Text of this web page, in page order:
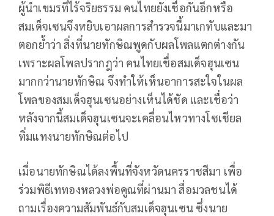
ผู้นำเขมรที่ไร้จริยธรรม คนไทยยังเชื่อกันอีกหรือ
สมเด็จเซนจึงหยิบเอาผลการสำรวจนี้มาเกทับและมา
ตอกย้ำว่า สิ่งที่นายทักษิณพูดกับผลโพลแตกต่างกัน
เพราะผลโพลปรากฎว่า คนไทยเชื่อสมเด็จฮุนเซน
มากกว่านายทักษิณ จึงทำให้เห็นอาการสะใจในผล
โพลของสมเด็จฮุนเซนอย่างเห็นได้ชัด และเชื่อว่า
หลังจากนี้สมเด็จฮุนเซนจะเคลื่อนไหวทางโซเชียล
ทิ่มแทงนายทักษิณต่อไป
เมื่อนายทักษิณได้ลงพื้นที่จังหวัดนครราชสีมา เพื่อ
ร่วมพิธีเททองหลวงพ่อคูณที่ผ่านมา สื่อมวลชนได้
ถามเรื่องความสัมพันธ์กับสมเด็จฮุนเซน ซึ่งนาย